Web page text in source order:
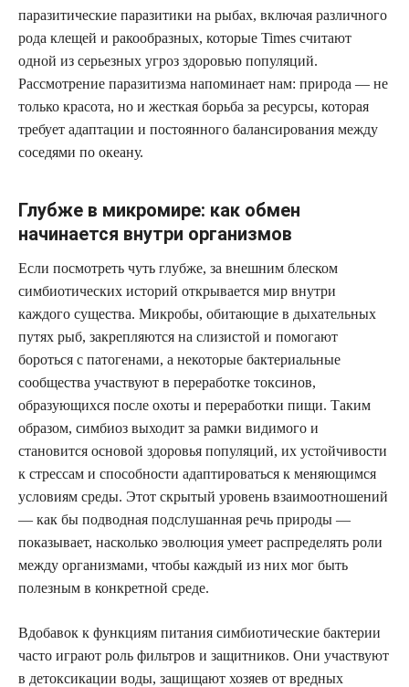
паразитические паразитики на рыбах, включая различного
рода клещей и ракообразных, которые Times считают
одной из серьезных угроз здоровью популяций.
Рассмотрение паразитизма напоминает нам: природа — не
только красота, но и жесткая борьба за ресурсы, которая
требует адаптации и постоянного балансирования между
соседями по океану.
Глубже в микромире: как обмен
начинается внутри организмов
Если посмотреть чуть глубже, за внешним блеском
симбиотических историй открывается мир внутри
каждого существа. Микробы, обитающие в дыхательных
путях рыб, закрепляются на слизистой и помогают
бороться с патогенами, а некоторые бактериальные
сообщества участвуют в переработке токсинов,
образующихся после охоты и переработки пищи. Таким
образом, симбиоз выходит за рамки видимого и
становится основой здоровья популяций, их устойчивости
к стрессам и способности адаптироваться к меняющимся
условиям среды. Этот скрытый уровень взаимоотношений
— как бы подводная подслушанная речь природы —
показывает, насколько эволюция умеет распределять роли
между организмами, чтобы каждый из них мог быть
полезным в конкретной среде.
Вдобавок к функциям питания симбиотические бактерии
часто играют роль фильтров и защитников. Они участвуют
в детоксикации воды, защищают хозяев от вредных